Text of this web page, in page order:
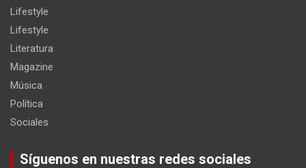
Lifestyle
Lifestyle
Literatura
Magazine
Música
Política
Sociales
Síguenos en nuestras redes sociales